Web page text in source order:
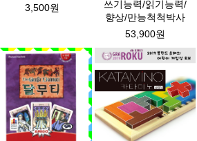
3,500원
쓰기능력/읽기능력/
향상/만능척척박사
53,900원